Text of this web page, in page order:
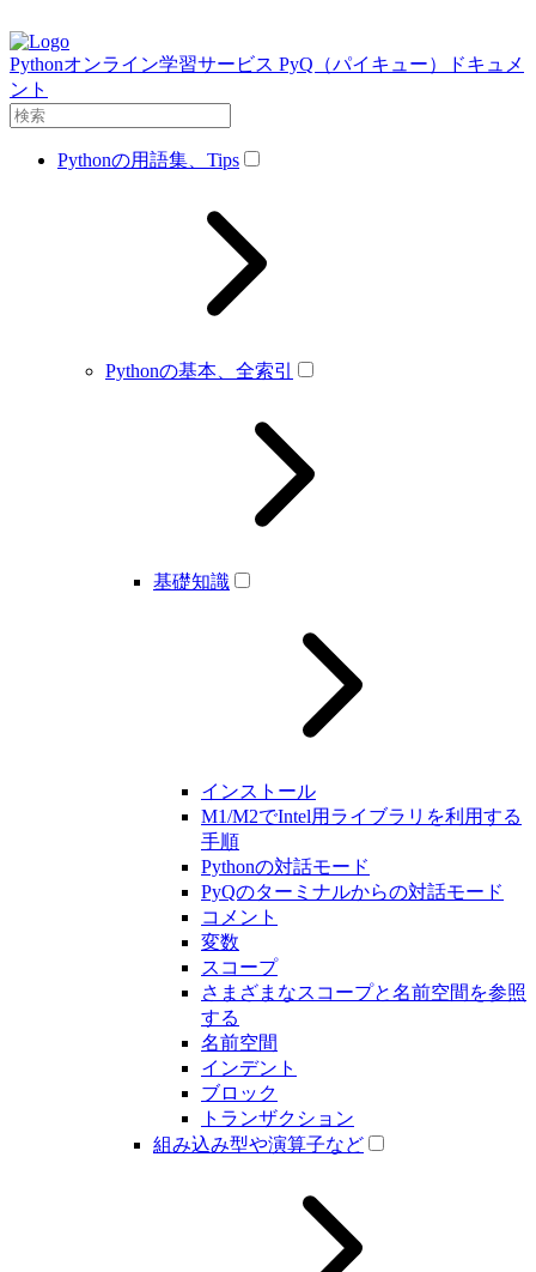
Pythonオンライン学習サービス PyQ（パイキュー）ドキュメ
ント
Pythonの用語集、Tips
Pythonの基本、全索引
基礎知識
インストール
M1/M2でIntel用ライブラリを利用する
手順
Pythonの対話モード
PyQのターミナルからの対話モード
コメント
変数
スコープ
さまざまなスコープと名前空間を参照
する
名前空間
インデント
ブロック
トランザクション
組み込み型や演算子など